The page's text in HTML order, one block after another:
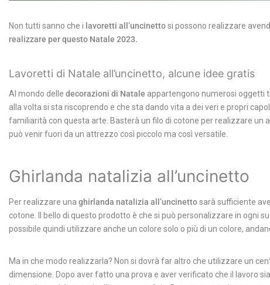
Non tutti sanno che i lavoretti all’uncinettosi possono realizzare
realizzare per questo Natale 2023.
Lavoretti di Natale all’uncinetto, alcune idee gratis
Al mondo delle decorazioni di Natale appartengono numerosi oggetti
alla volta si sta riscoprendo e che sta dando vita a dei veri e propri
familiarità con questa arte. Basterà un filo di cotone per realizzare un
può venir fuori da un attrezzo così piccolo ma così versatile.
Ghirlanda natalizia all’uncinetto
Per realizzare una ghirlanda natalizia all’uncinettosarà sufficiente
cotone. Il bello di questo prodotto è che si può personalizzare in ogni
possibile quindi utilizzare anche un colore solo o più di un colore,
Ma in che modo realizzarla? Non si dovrà far altro che utilizzare un
dimensione. Dopo aver fatto una prova e aver verificato che il lavoro